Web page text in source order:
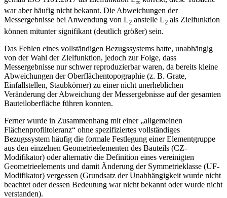
∞
war aber häufig nicht bekannt. Die Abweichungen der
Messergebnisse bei Anwendung von L2 anstelle L2 als Zielfunktion
können mitunter signifikant (deutlich größer) sein.
Das Fehlen eines vollständigen Bezugssystems hatte, unabhängig
von der Wahl der Zielfunktion, jedoch zur Folge, dass
Messergebnisse nur schwer reproduzierbar waren, da bereits kleine
Abweichungen der Oberflächentopographie (z. B. Grate,
Einfallstellen, Staubkörner) zu einer nicht unerheblichen
Veränderung der Abweichung der Messergebnisse auf der gesamten
Bauteiloberfläche führen konnten.
Ferner wurde in Zusammenhang mit einer „allgemeinen
Flächenprofiltoleranz“ ohne spezifiziertes vollständiges
Bezugssystem häufig die formale Festlegung einer Elementgruppe
aus den einzelnen Geometrieelementen des Bauteils (CZ-
Modifikator) oder alternativ die Definition eines vereinigten
Geometrieelements und damit Änderung der Symmetrieklasse (UF-
Modifikator) vergessen (Grundsatz der Unabhängigkeit wurde nicht
beachtet oder dessen Bedeutung war nicht bekannt oder wurde nicht
verstanden).